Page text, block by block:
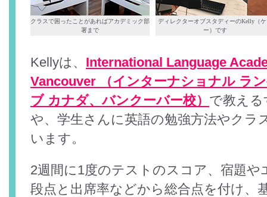
クラスで困ったことがあればアカデミック部
署まで
ディレクターオブスタディーのKelly（
ー）です
Kellyは、 International Language
Vancouver （インターナショナル ラ
ブ カナダ、バンクーバー校） で教え
や、学生さんに英語の勉強方法やクラ
います。
2週間に1度のテストのスコア、宿題
段点と出席率などから総合点を付け、